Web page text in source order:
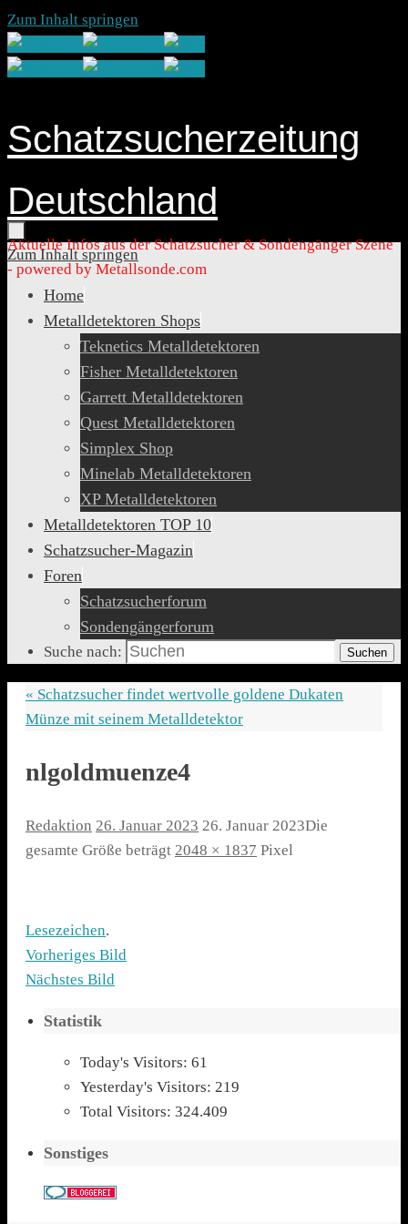
Zum Inhalt springen
Schatzsucherzeitung
Deutschland
Aktuelle Infos aus der Schatzsucher & Sondengänger Szene
- powered by Metallsonde.com
Zum Inhalt springen
Home
Metalldetektoren Shops
Teknetics Metalldetektoren
Fisher Metalldetektoren
Garrett Metalldetektoren
Quest Metalldetektoren
Simplex Shop
Minelab Metalldetektoren
XP Metalldetektoren
Metalldetektoren TOP 10
Schatzsucher-Magazin
Foren
Schatzsucherforum
Sondengängerforum
Suche nach: Suchen
« Schatzsucher findet wertvolle goldene Dukaten
Münze mit seinem Metalldetektor
nlgoldmuenze4
Redaktion 26. Januar 2023 26. Januar 2023Die
gesamte Größe beträgt 2048 × 1837 Pixel
Lesezeichen.
Vorheriges Bild
Nächstes Bild
Statistik
Today's Visitors: 61
Yesterday's Visitors: 219
Total Visitors: 324.409
Sonstiges